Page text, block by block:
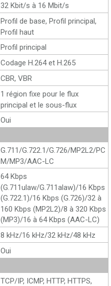
32 Kbit/s à 16 Mbit/s
Profil de base, Profil principal,
Profil haut
Profil principal
Codage H.264 et H.265
CBR, VBR
1 région fixe pour le flux
principal et le sous-flux
Oui
G.711/G.722.1/G.726/MP2L2/PC
M/MP3/AAC-LC
64 Kbps
(G.711ulaw/G.711alaw)/16 Kbps
(G.722.1)/16 Kbps (G.726)/32 à
160 Kbps (MP2L2)/8 à 320 Kbps
(MP3)/16 à 64 Kbps (AAC-LC)
8 kHz/16 kHz/32 kHz/48 kHz
Oui
TCP/IP, ICMP, HTTP, HTTPS,